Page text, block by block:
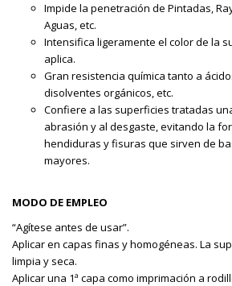
Impide la penetración de Pintadas,
Aguas, etc.
Intensifica ligeramente el color de la
aplica.
Gran resistencia química tanto a
disolventes orgánicos, etc.
Confiere a las superficies tratadas
abrasión y al desgaste, evitando la
hendiduras y fisuras que sirven de
mayores.
MODO DE EMPLEO
“Agítese antes de usar”.
Aplicar en capas finas y homogéneas. La
limpia y seca.
Aplicar una 1ª capa como imprimación a